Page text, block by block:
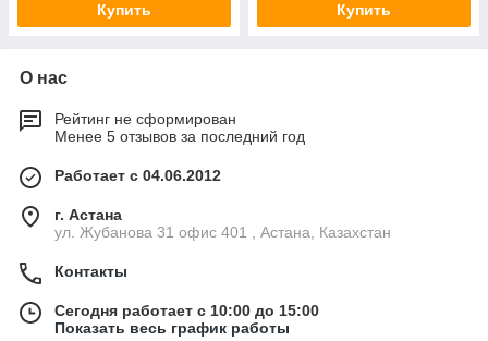
Купить Купить
О нас
Рейтинг не сформирован
Менее 5 отзывов за последний год
Работает с 04.06.2012
г. Астана
ул. Жубанова 31 офис 401 , Астана, Казахстан
Контакты
Сегодня работает с 10:00 до 15:00
Показать весь график работы